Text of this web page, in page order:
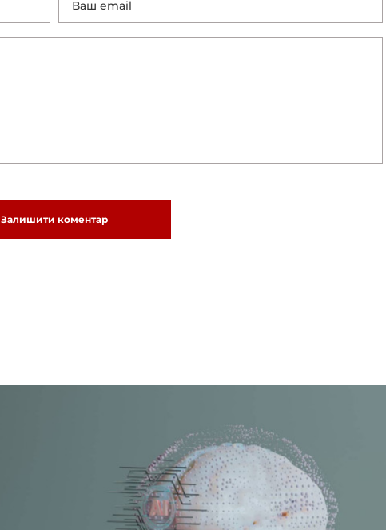
Залишити коментар